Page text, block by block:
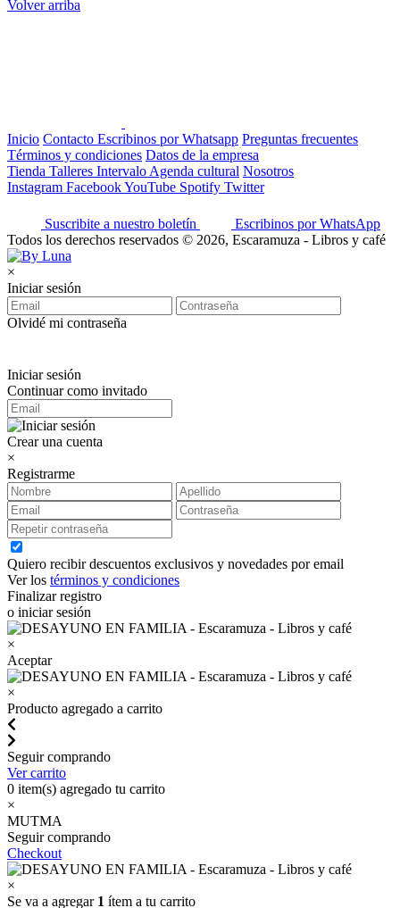
Volver arriba
Inicio Contacto Escribinos por Whatsapp Preguntas frecuentes
Términos y condiciones Datos de la empresa
Tienda Talleres Intervalo Agenda cultural Nosotros
Instagram FacebookYouTube Spotify Twitter
Suscribite a nuestro boletín
Escribinos por WhatsApp
Todos los derechos reservados © 2026, Escaramuza - Libros y café
×
Iniciar sesión
Olvidé mi contraseña
Iniciar sesión
Continuar como invitado
Crear una cuenta
×
Registrarme
Quiero recibir descuentos exclusivos y novedades por email
Ver los términos y condiciones
Finalizar registro
o iniciar sesión
×
Aceptar
×
Producto agregado a carrito
Seguir comprando
Ver carrito
0 item(s) agregado tu carrito
×
MUTMA
Seguir comprando
Checkout
×
Se va a agregar 1 ítem a tu carrito